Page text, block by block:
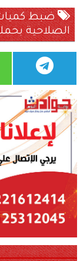
ضبط كميات
الصلاحية